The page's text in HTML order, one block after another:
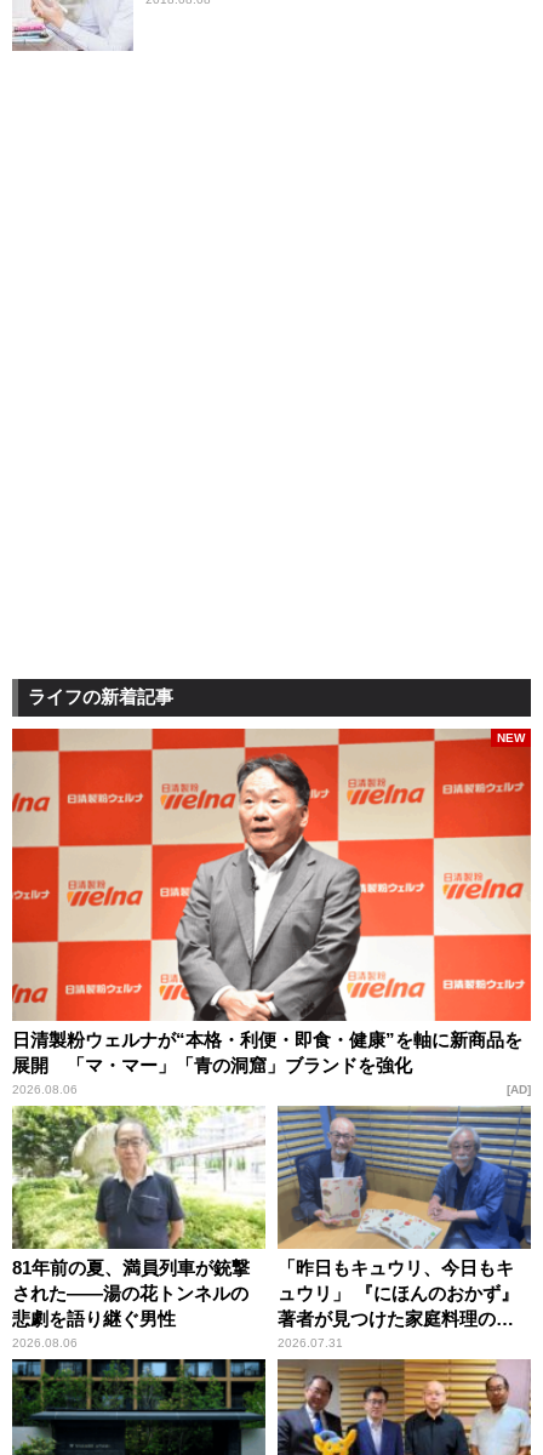
ライフの新着記事
日清製粉ウェルナが“本格・利便・即食・健康”を軸に新商品を
展開 「マ・マー」「青の洞窟」ブランドを強化
2026.08.06
NEW
AD
81年前の夏、満員列車が銃撃
された――湯の花トンネルの
悲劇を語り継ぐ男性
2026.08.06
「昨日もキュウリ、今日もキ
ュウリ」 『にほんのおかず』
著者が見つけた家庭料理の知
恵
2026.07.31